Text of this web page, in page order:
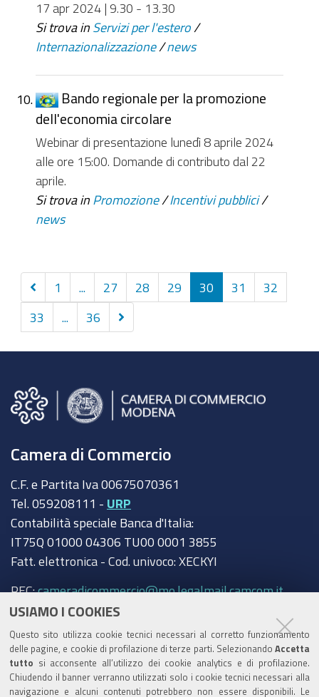
USIAMO I COOKIES
Questo sito utilizza cookie tecnici necessari al corretto funzionamento
delle pagine, e cookie di profilazione di terze parti. Selezionando Accetta
tutto si acconsente all’utilizzo dei cookie analytics e di profilazione.
Chiudendo il banner verranno utilizzati solo i cookie tecnici necessari alla
navigazione e alcuni contenuti potrebbero non essere disponibili. Le
17 apr 2024 | 9.30 - 13.30
Si trova in Servizi per l'estero /
Internazionalizzazione /news
Bando regionale per la promozione
dell'economia circolare
Webinar di presentazione lunedì 8 aprile 2024
alle ore 15:00. Domande di contributo dal 22
aprile.
Si trova in Promozione /Incentivi pubblici /
news
Precedenti
10
elementi
1 27 28 29 30 31 32
33 36
Successivi
10
Camera di Commercio
C.F. e Partita Iva 00675070361
Tel. 059208111 - URP
Contabilità speciale Banca d'Italia:
IT75Q 01000 04306 TU00 0001 3855
Fatt. elettronica - Cod. univoco: XECKYI
PEC:cameradicommercio@mo.legalmail.camcom.it
Trasparenza
Amministrazione trasparente
Albo Camerale